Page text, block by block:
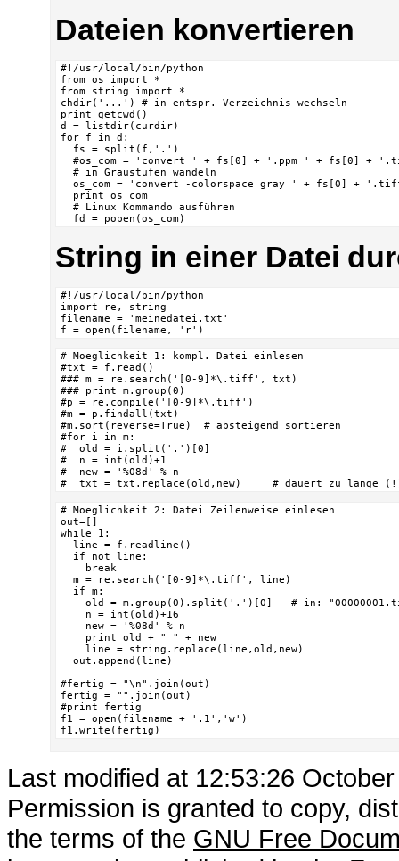
Dateien konvertieren
#!/usr/local/bin/python
from os import *
from string import *
chdir('...') # in entspr. Verzeichnis wechseln
print getcwd()
d = listdir(curdir)
for f in d:
  fs = split(f,'.')
#os_com = 'convert ' + fs[0] + '.ppm ' + fs[0] +
  # in Graustufen wandeln
os_com = 'convert -colorspace gray ' + fs[0] +
  print os_com
  # Linux Kommando ausführen
  fd = popen(os_com)
String in einer Datei
#!/usr/local/bin/python
import re, string
filename = 'meinedatei.txt'
f = open(filename, 'r')
# Moeglichkeit 1: kompl. Datei einlesen
#txt = f.read()
### m = re.search('[0-9]*\.tiff', txt)
### print m.group(0)
#p = re.compile('[0-9]*\.tiff')
#m = p.findall(txt)
#m.sort(reverse=True)  # absteigend sortieren
#for i in m:
#  old = i.split('.')[0]
#  n = int(old)+1
#  new = '%08d' % n
#  txt = txt.replace(old,new)     # dauert zu lange
# Moeglichkeit 2: Datei Zeilenweise einlesen
out=[]
while 1:
  line = f.readline()
  if not line:
    break
  m = re.search('[0-9]*\.tiff', line)
  if m:
old = m.group(0).split('.')[0]   # in:
    n = int(old)+16
    new = '%08d' % n
    print old + " " + new
    line = string.replace(line,old,new)
  out.append(line)
#fertig = "\n".join(out)
fertig = "".join(out)
#print fertig
f1 = open(filename + '.1','w')
f1.write(fertig)
Last modified at 12:53:26
Permission is granted to copy,
the terms of the GNU Free